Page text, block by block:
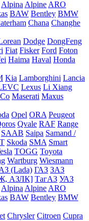
Alpina Alpine ARO
BAW Bentley BMW
Chana Changhe
Dodge DongFeng
Fiat Fisker Ford Foton
Haima Haval Honda
Kia Lamborghini Lancia
Lexus Li Xiang
Maserati Maxus
Opel ORA Peugeot
Qvale RAF Range
SAAB Saipa Samand /
Skoda SMA Smart
TOGG Toyota
Wartburg Wiesmann
(Lada) ГАЗ ЗАЗ
АЗЛК] ТагАЗ УАЗ
Alpina Alpine ARO
BAW Bentley BMW
Chrysler Citroen Cupra